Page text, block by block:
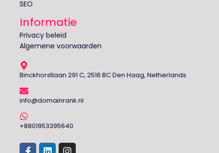
SEO
Informatie
Privacy beleid
Algemene voorwaarden
Binckhorstlaan 291 C, 2516 BC Den Haag, Netherlands
info@domainrank.nl
+8801953395640